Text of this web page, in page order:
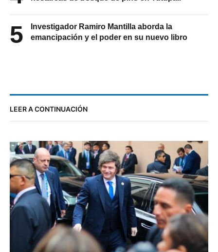
5
Investigador Ramiro Mantilla aborda la
emancipación y el poder en su nuevo libro
LEER A CONTINUACIÓN